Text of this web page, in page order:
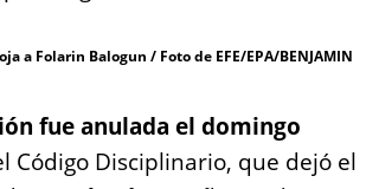
a Folarin Balogun / Foto de EFE/EPA/BENJAMIN
fue anulada el domingo
Código Disciplinario, que dejó el